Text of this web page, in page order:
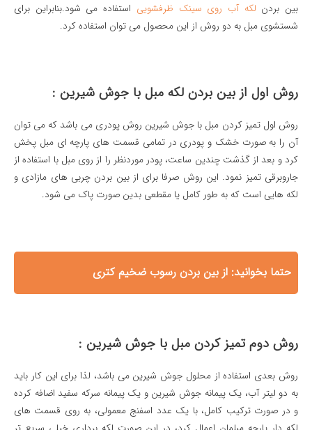
بین بردن لکه آب روی سینک ظرفشویی استفاده می شود.بنابراین برای
شستشوی مبل به دو روش از این محصول می توان استفاده کرد.
روش اول از بین بردن لکه مبل با جوش شیرین :
روش اول تمیز کردن مبل با جوش شیرین روش پودری می باشد که می توان
آن را به صورت خشک و پودری در تمامی قسمت های پارچه ای مبل پخش
کرد و بعد از گذشت چندین ساعت، پودر موردنظر را از روی مبل با استفاده از
جاروبرقی تمیز نمود. این روش صرفا برای از بین بردن چربی های مازادی و
لکه هایی است که به طور کامل یا مقطعی بدین صورت پاک می شود.
حتما بخوانید: از بین بردن رسوب ضخیم کتری
روش دوم تميز كردن مبل با جوش شيرين :
روش بعدی استفاده از محلول جوش شیرین می باشد، لذا برای این کار باید
به دو لیتر آب، یک پیمانه جوش شیرین و یک پیمانه سرکه سفید اضافه کرده
و در صورت ترکیب کامل، با یک عدد اسفنج معمولی، به روی قسمت های